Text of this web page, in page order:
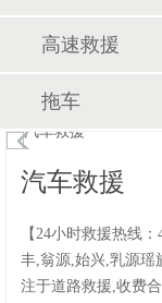
高速救援
拖车
汽车救援
【24小时救援热线
丰,翁源,始兴,乳源瑶
注于道路救援,收费